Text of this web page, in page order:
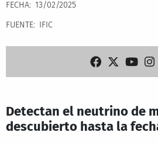
FECHA
13/02/2025
FUENTE
IFIC
Detectan el neutrino de
descubierto hasta la